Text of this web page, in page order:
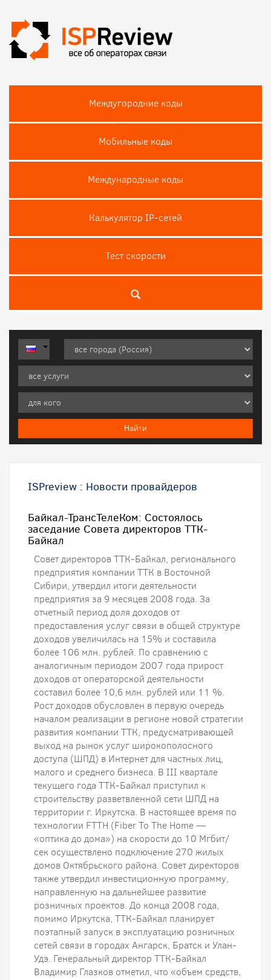
Междугородние коды
Мобильные коды
Международные коды
Калькулятор IP-сетей
Тест скороcти
ISPreview : Новости провайдеров
Байкал-ТрансТелеКом: Состоялось
заседание Совета директоров ТТК-
Байкал
Совет директоров ТТК-Байкал, регионального
предприятия компании ТТК в Восточной
Сибири, утвердил итоги деятельности
предприятия за 9 месяцев 2008 года. За
отчетный период доля доходов от
предоставления услуг связи в общей структуре
доходов увеличилась на 15% и составила
более 106 млн. рублей. По сравнению с
аналогичным периодом 2007 года прирост
доходов от операторской деятельности
составил более 10,6 млн. рублей или 11 %.
Рост доходов обусловлен в первую очередь
началом реализации в регионе новой стратегии
развития компании ТТК, предусматривающей
выход на рынок услуг широкополосного
доступа (ШПД) в Интернет для частных лиц,
малого и среднего бизнеса. В III квартале
текущего года ТТК-Байкал приступил к
строительству разветвленной сети ШПД на
территории г. Иркутска. В настоящее время по
технологии FTTH (Fiber To The Home —
«оптика до дома») на скорости до 10 Мгбит/
сек осуществлено подключение 270 жилых
домов Октябрьского района. Совет директоров
также утвердил инвестиционную программу,
направленную на дальнейшее развитие
розничных проектов. До конца 2008 года,
помимо Иркутска, ТТК-Байкал планирует
поэтапный запуск в эксплуатацию розничных
сетей связи в городах Ангарск, Братск и Улан-
Удэ. Генеральный директор ТТК-Байкал
Владимир Глазков отметил, что «объем средств,